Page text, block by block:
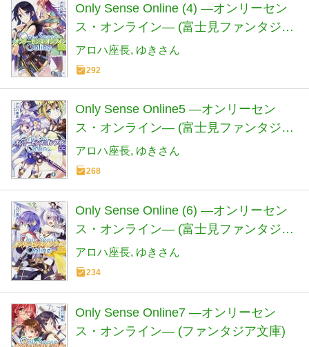
Only Sense Online (4) ―オンリーセン
ス・オンライン― (富士見ファンタジア
文庫)
アロハ座長 ゆきさん
292
Only Sense Online5 ―オンリーセン
ス・オンライン― (富士見ファンタジア
文庫)
アロハ座長 ゆきさん
268
Only Sense Online (6) ―オンリーセン
ス・オンライン― (富士見ファンタジア
文庫)
アロハ座長 ゆきさん
234
Only Sense Online7 ―オンリーセン
ス・オンライン― (ファンタジア文庫)